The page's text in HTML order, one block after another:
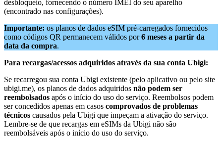
desbloqueio, fornecendo o número IMEI do seu aparelho
(encontrado nas configurações).
Importante: os planos de dados eSIM pré-carregados fornecidos
como códigos QR permanecem válidos por6 meses a partir da
data da compra.
Para recargas/acessos adquiridos através da sua conta Ubigi:
Se recarregou sua conta Ubigi existente (pelo aplicativo ou pelo site
ubigi.me), os planos de dados adquiridos não podem ser
reembolsados ​​após o início do uso do serviço. Reembolsos podem
ser concedidos apenas em casos comprovados de problemas
técnicos causados ​​pela Ubigi que impeçam a ativação do serviço.
Lembre-se de que recargas em eSIMs da Ubigi não são
reembolsáveis ​​após o início do uso do serviço.